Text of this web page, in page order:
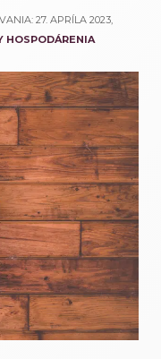
27. APRÍLA 2023,
HOSPODÁRENIA